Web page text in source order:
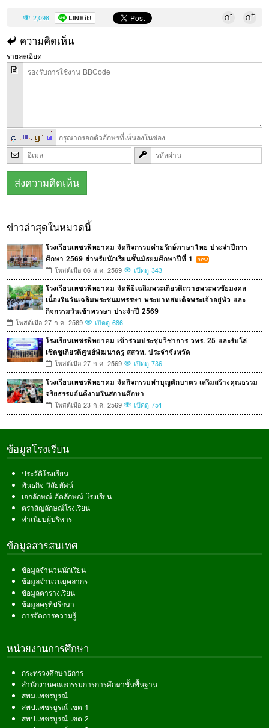
2,098 ก- ก+
ความคิดเห็น
รายละเอียด
ข่าวล่าสุดในหมวดนี้
โรงเรียนเพชรพิทยาคม จัดกิจกรรมค่ายรักษ์ภาษาไทย ประจำปีการ
ศึกษา 2569 สำหรับนักเรียนชั้นมัธยมศึกษาปีที่ 1
โพสต์เมื่อ 06 ส.ค. 2569 เปิดดู 343
โรงเรียนเพชรพิทยาคม จัดพิธีเฉลิมพระเกียรติถวายพระพรชัยมงคล
เนื่องในวันเฉลิมพระชนมพรรษา พระบาทสมเด็จพระเจ้าอยู่หัว และ
กิจกรรมวันเข้าพรรษา ประจำปี 2569
โพสต์เมื่อ 27 ก.ค. 2569 เปิดดู 686
โรงเรียนเพชรพิทยาคม เข้าร่วมประชุมวิชาการ วทร. 25 และรับโล่
เชิดชูเกียรติศูนย์พัฒนาครู สสวท. ประจำจังหวัด
โพสต์เมื่อ 27 ก.ค. 2569 เปิดดู 736
โรงเรียนเพชรพิทยาคม จัดกิจกรรมทำบุญตักบาตร เสริมสร้างคุณธรรม
จริยธรรมอันดีงามในสถานศึกษา
โพสต์เมื่อ 23 ก.ค. 2569 เปิดดู 751
ข้อมูลโรงเรียน
ประวัติโรงเรียน
พันธกิจ วิสัยทัศน์
เอกลักษณ์ อัตลักษณ์ โรงเรียน
ตราสัญลักษณ์โรงเรียน
ทำเนียบผู้บริหาร
ข้อมูลสารสนเทศ
ข้อมูลจำนวนนักเรียน
ข้อมูลจำนวนบุคลากร
ข้อมูลตารางเรียน
ข้อมูลครูที่ปรึกษา
การจัดการความรู้
หน่วยงานการศึกษา
กระทรวงศึกษาธิการ
สำนักงานคณะกรรมการการศึกษาขั้นพื้นฐาน
สพม.เพชรบูรณ์
สพป.เพชรบูรณ์ เขต 1
สพป.เพชรบูรณ์ เขต 2